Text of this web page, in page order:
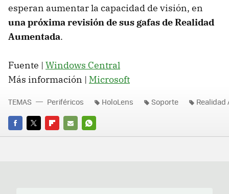
esperan aumentar la capacidad de visión, en
una próxima revisión de sus gafas de Realidad
Aumentada.
Fuente | Windows Central
Más información | Microsoft
FACEBOOK
TWITTERFLIPBOARD
E-
WHATSAPP
TEMAS Periféricos HoloLens Soporte Realidad